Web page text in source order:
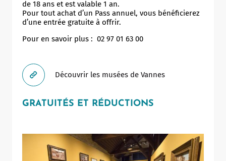
de 18 ans et est valable 1 an.
Pour tout achat d’un Pass annuel, vous bénéficierez
d’une entrée gratuite à offrir.
Pour en savoir plus : 02 97 01 63 00
Découvrir les musées de Vannes
GRATUITÉS ET RÉDUCTIONS